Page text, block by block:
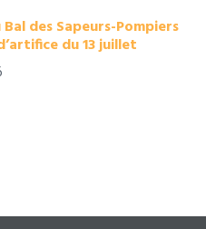
des Sapeurs-Pompiers
du 13 juillet